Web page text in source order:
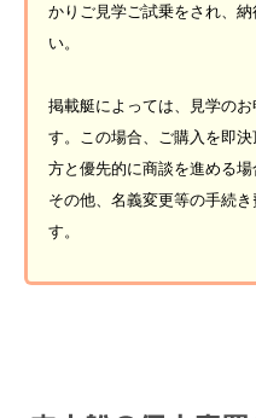
かりご見学ご試乗をされ、
い。
掲載艇によっては、見学の
す。この場合、ご購入を即
方と優先的に商談を進める場
その他、名義変更等の手続
す。